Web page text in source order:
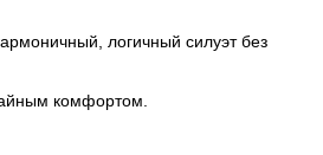
логичный силуэт без
комфортом.